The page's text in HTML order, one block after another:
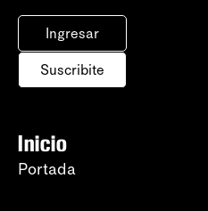
Ingresar
Suscribite
Inicio
Portada